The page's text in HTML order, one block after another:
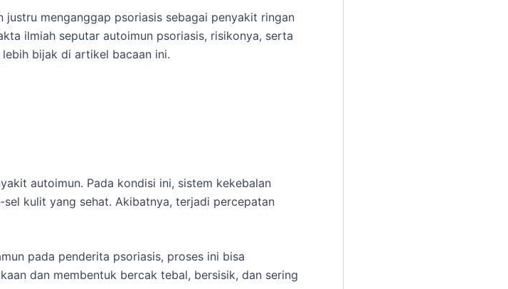
menganggap psoriasis sebagai penyakit ringan
ilmiah seputar autoimun psoriasis, risikonya, serta
bijak di artikel bacaan ini.
autoimun. Pada kondisi ini, sistem kekebalan
kulit yang sehat. Akibatnya, terjadi percepatan
pada penderita psoriasis, proses ini bisa
dan membentuk bercak tebal, bersisik, dan sering